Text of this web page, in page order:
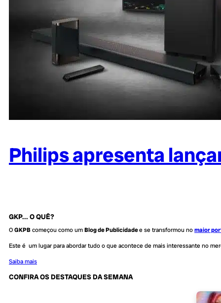
Philips apresenta
GKP... O QUÊ?
OGKPBcomeçou como umBlog de Publicidadee se transformou nomaior
Este é um lugar para abordar tudo o que acontece de mais interessante no
Saiba mais
CONFIRA OS DESTAQUES DA SEMANA